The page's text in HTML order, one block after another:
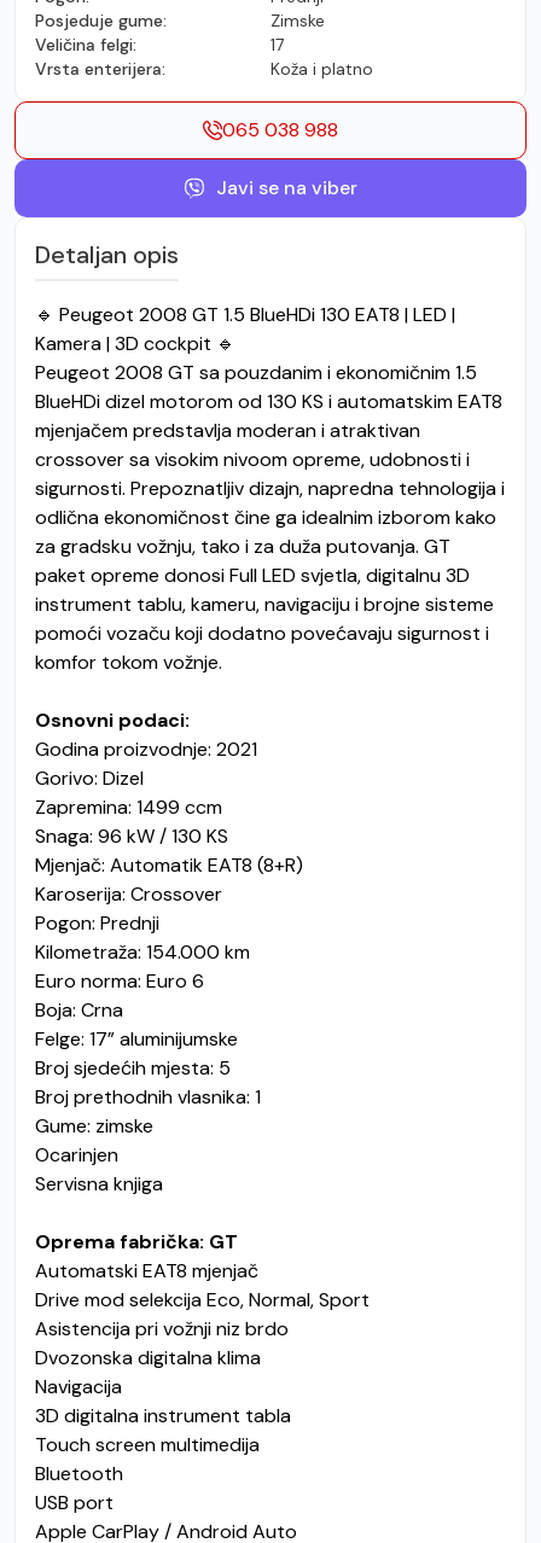
Posjeduje gume:
Zimske
Veličina felgi:
17
Vrsta enterijera:
Koža i platno
065 038 988
Javi se na viber
Detaljan opis
🔹 Peugeot 2008 GT 1.5 BlueHDi 130 EAT8 | LED |
Kamera | 3D cockpit 🔹
Peugeot 2008 GT sa pouzdanim i ekonomičnim 1.5
BlueHDi dizel motorom od 130 KS i automatskim EAT8
mjenjačem predstavlja moderan i atraktivan
crossover sa visokim nivoom opreme, udobnosti i
sigurnosti. Prepoznatljiv dizajn, napredna tehnologija i
odlična ekonomičnost čine ga idealnim izborom kako
za gradsku vožnju, tako i za duža putovanja. GT
paket opreme donosi Full LED svjetla, digitalnu 3D
instrument tablu, kameru, navigaciju i brojne sisteme
pomoći vozaču koji dodatno povećavaju sigurnost i
komfor tokom vožnje.
Osnovni podaci:
Godina proizvodnje: 2021
Gorivo: Dizel
Zapremina: 1499 ccm
Snaga: 96 kW / 130 KS
Mjenjač: Automatik EAT8 (8+R)
Karoserija: Crossover
Pogon: Prednji
Kilometraža: 154.000 km
Euro norma: Euro 6
Boja: Crna
Felge: 17” aluminijumske
Broj sjedećih mjesta: 5
Broj prethodnih vlasnika: 1
Gume: zimske
Ocarinjen
Servisna knjiga
Oprema fabrička: GT
Automatski EAT8 mjenjač
Drive mod selekcija Eco, Normal, Sport
Asistencija pri vožnji niz brdo
Dvozonska digitalna klima
Navigacija
3D digitalna instrument tabla
Touch screen multimedija
Bluetooth
USB port
Apple CarPlay / Android Auto